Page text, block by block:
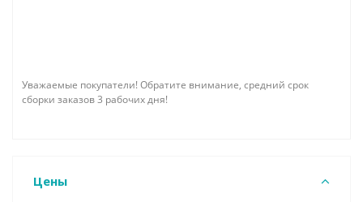
Уважаемые покупатели! Обратите внимание, средний срок
сборки заказов 3 рабочих дня!
Цены